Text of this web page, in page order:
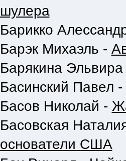
шулера
Барикко
Барэк Михаэль -
Барякина
Басинский Павел -
Басов Николай -
Басовская
основатели США